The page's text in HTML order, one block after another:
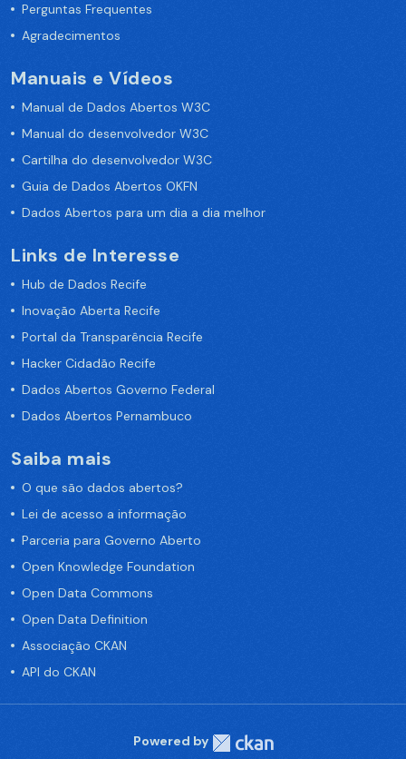
Perguntas Frequentes
Agradecimentos
Manuais e Vídeos
Manual de Dados Abertos W3C
Manual do desenvolvedor W3C
Cartilha do desenvolvedor W3C
Guia de Dados Abertos OKFN
Dados Abertos para um dia a dia melhor
Links de Interesse
Hub de Dados Recife
Inovação Aberta Recife
Portal da Transparência Recife
Hacker Cidadão Recife
Dados Abertos Governo Federal
Dados Abertos Pernambuco
Saiba mais
O que são dados abertos?
Lei de acesso a informação
Parceria para Governo Aberto
Open Knowledge Foundation
Open Data Commons
Open Data Definition
Associação CKAN
API do CKAN
Powered by